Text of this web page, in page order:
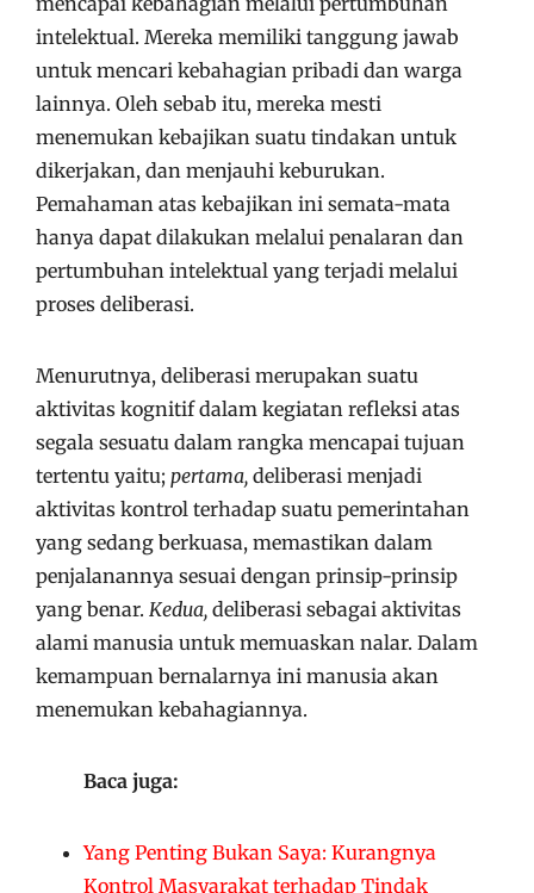
intelektual. Mereka memiliki tanggung jawab
untuk mencari kebahagian pribadi dan warga
lainnya. Oleh sebab itu, mereka mesti
menemukan kebajikan suatu tindakan untuk
dikerjakan, dan menjauhi keburukan.
Pemahaman atas kebajikan ini semata-mata
hanya dapat dilakukan melalui penalaran dan
pertumbuhan intelektual yang terjadi melalui
proses deliberasi.
Menurutnya, deliberasi merupakan suatu
aktivitas kognitif dalam kegiatan refleksi atas
segala sesuatu dalam rangka mencapai tujuan
tertentu yaitu; pertama, deliberasi menjadi
aktivitas kontrol terhadap suatu pemerintahan
yang sedang berkuasa, memastikan dalam
penjalanannya sesuai dengan prinsip-prinsip
yang benar. Kedua, deliberasi sebagai aktivitas
alami manusia untuk memuaskan nalar. Dalam
kemampuan bernalarnya ini manusia akan
menemukan kebahagiannya.
Baca juga:
Yang Penting Bukan Saya: Kurangnya
Kontrol Masyarakat terhadap Tindak